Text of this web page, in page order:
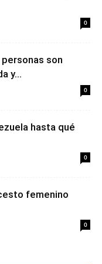
0
son
y...
0
hasta qué
0
femenino
0